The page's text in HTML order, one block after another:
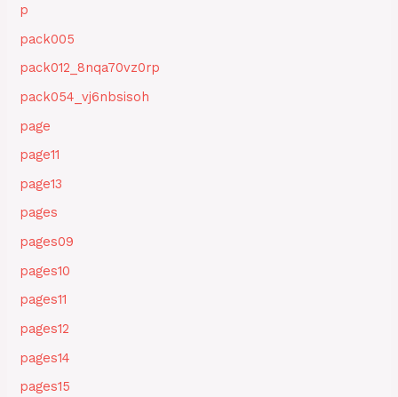
p
pack005
pack012_8nqa70vz0rp
pack054_vj6nbsisoh
page
page11
page13
pages
pages09
pages10
pages11
pages12
pages14
pages15